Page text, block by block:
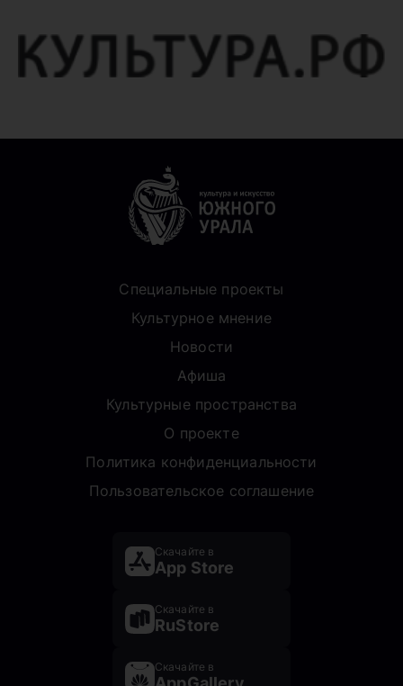
Специальные проекты
Культурное мнение
Новости
Афиша
Культурные пространства
О проекте
Политика конфиденциальности
Пользовательское соглашение
Скачайте в
App Store
Скачайте в
RuStore
Скачайте в